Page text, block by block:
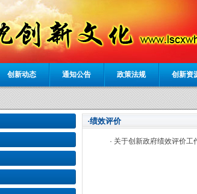
创新动态 通知公告 政策法规 创新资
·绩效评价
· 关于创新政府绩效评价工